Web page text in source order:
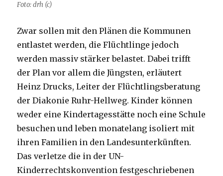
Foto: drh (c)
Zwar sollen mit den Plänen die Kommunen
entlastet werden, die Flüchtlinge jedoch
werden massiv stärker belastet. Dabei trifft
der Plan vor allem die Jüngsten, erläutert
Heinz Drucks, Leiter der Flüchtlingsberatung
der Diakonie Ruhr-Hellweg. Kinder können
weder eine Kindertagesstätte noch eine Schule
besuchen und leben monatelang isoliert mit
ihren Familien in den Landesunterkünften.
Das verletze die in der UN-
Kinderrechtskonvention festgeschriebenen